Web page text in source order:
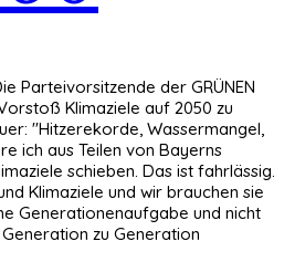
Parteivorsitzende der GRÜNEN
Klimaziele auf 2050 zu
"Hitzerekorde, Wassermangel,
ich aus Teilen von Bayerns
schieben. Das ist fahrlässig.
Klimaziele und wir brauchen sie
Generationenaufgabe und nicht
zu Generation